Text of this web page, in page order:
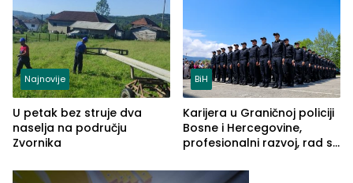
Najnovije
U petak bez struje dva
naselja na području
Zvornika
BiH
Karijera u Graničnoj policiji
Bosne i Hercegovine,
profesionalni razvoj, rad sa
služba građanima